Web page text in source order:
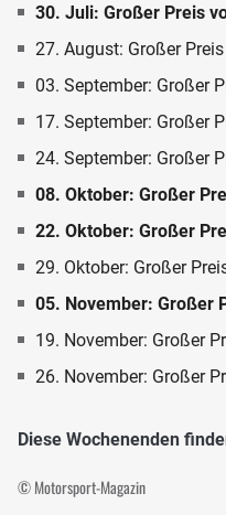
30. Juli: Großer Preis
27. August: Großer
03. September: Großer
17. September: Großer
24. September: Großer
08. Oktober: Großer
22. Oktober: Großer
29. Oktober: Großer
05. November: Großer
19. November: Großer
26. November: Großer
Diese Wochenenden
© Motorsport-Magazin